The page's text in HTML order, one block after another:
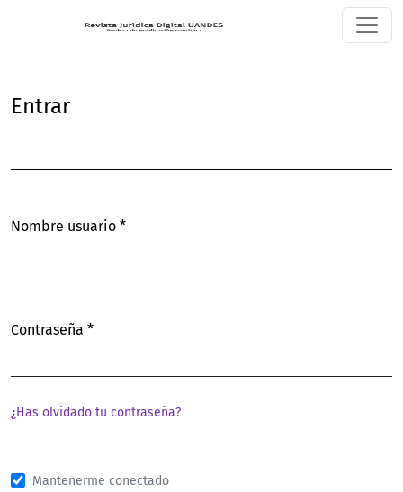
Entrar
Nombre usuario *
Contraseña *
¿Has olvidado tu contraseña?
Mantenerme conectado